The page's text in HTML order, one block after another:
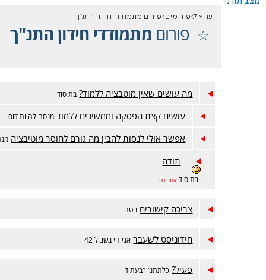
ערוץ 7 פורומים פורום מתמודדי חידון התנ"ך
פורום מתמודדי חידון התנ"ך
מה עושים שאין מוטבציה ללמוד? בת סוד
עושים קצת הפסקה וממשיכים ללמוד מנסה להיות דוס
אפשר אולי לנסות להבין מה גורם לחוסר מוטיבציה
תודה
בת סוד אחרונה
צריכה קישורים בטם
חידוניסט לשעבר אני חי בשביל 42
פעיל? כלתתנ''ךבעתיד